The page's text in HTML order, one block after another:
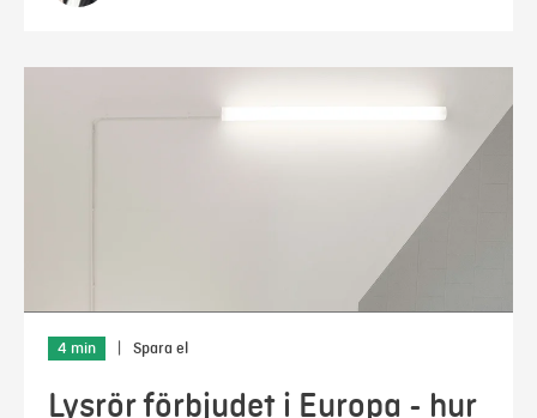
4 min | Spara el
Lysrör förbjudet i Europa - hur